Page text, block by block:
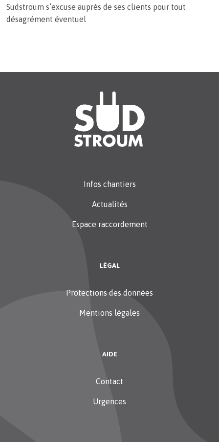
Sudstroum s’excuse auprès de ses clients pour tout
désagrément éventuel
Infos chantiers
Actualités
Espace raccordement
LÉGAL
Protections des données
Mentions légales
AIDE
Contact
Urgences